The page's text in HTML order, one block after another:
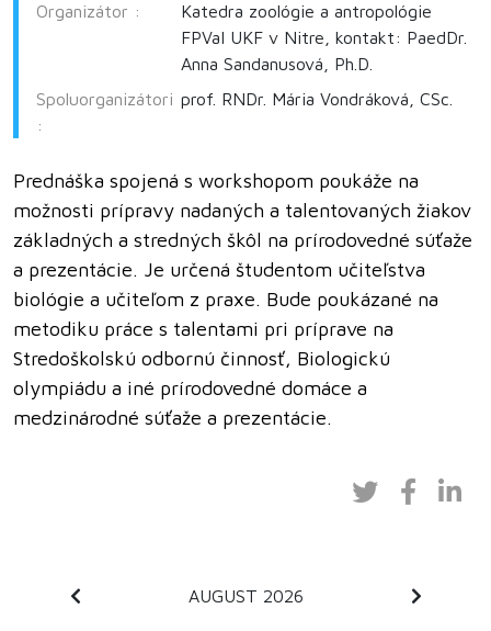
Organizátor :
Katedra zoológie a antropológie
FPVaI UKF v Nitre, kontakt: PaedDr.
Anna Sandanusová, Ph.D.
Spoluorganizátori
:
prof. RNDr. Mária Vondráková, CSc.
Prednáška spojená s workshopom poukáže na
možnosti prípravy nadaných a talentovaných žiakov
základných a stredných škôl na prírodovedné súťaže
a prezentácie. Je určená študentom učiteľstva
biológie a učiteľom z praxe. Bude poukázané na
metodiku práce s talentami pri príprave na
Stredoškolskú odbornú činnosť, Biologickú
olympiádu a iné prírodovedné domáce a
medzinárodné súťaže a prezentácie.
AUGUST 2026